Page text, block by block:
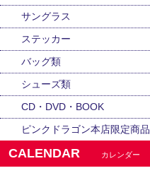
サングラス
ステッカー
バッグ類
シューズ類
CD・DVD・BOOK
ピンクドラゴン本店限定商品
CALENDAR カレンダー